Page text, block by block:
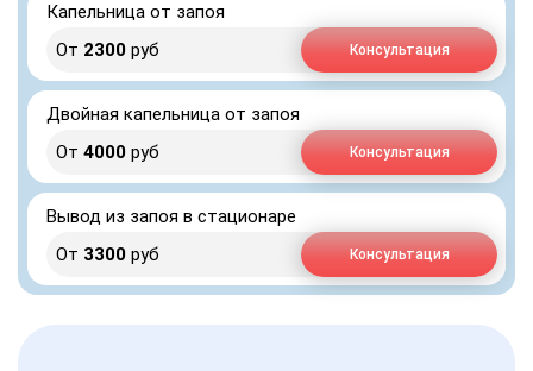
Капельница от запоя
От 2300 руб Консультация
Двойная капельница от запоя
От 4000 руб Консультация
Вывод из запоя в стационаре
От 3300 руб Консультация